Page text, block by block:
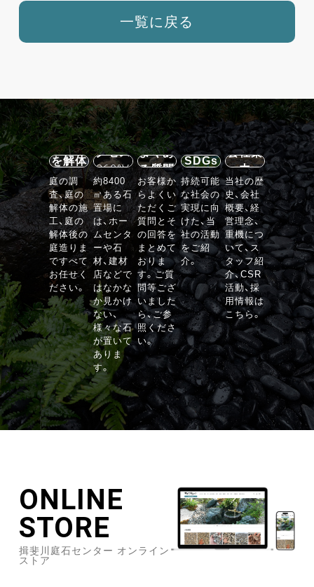
一覧に戻る
石の庭
を解体
する
庭の調
査、庭の
解体の施
工、庭の
解体後の
庭造りま
ですべて
お任せく
ださい。
施設案
内・ア
クセス
360°V
R
VIEW
約8400
㎡ある石
置場に
は、ホー
ムセンタ
ーや石
材、建材
店などで
はなかな
か見かけ
ない、
様々な石
が置いて
ありま
す。
よくあ
る質問
お客様か
らよくい
ただくご
質問とそ
の回答を
まとめて
おりま
す。ご質
問等ござ
いました
ら、ご参
照くださ
い。
SDGs
持続可能
な社会の
実現に向
けた、当
社の活動
をご紹
介。
会社案
内
当社の歴
史、会社
概要、経
営理念、
重機につ
いて、ス
タッフ紹
介、CSR
活動、採
用情報は
こちら。
ONLINE
STORE
揖斐川庭石センター オンライン
ストア